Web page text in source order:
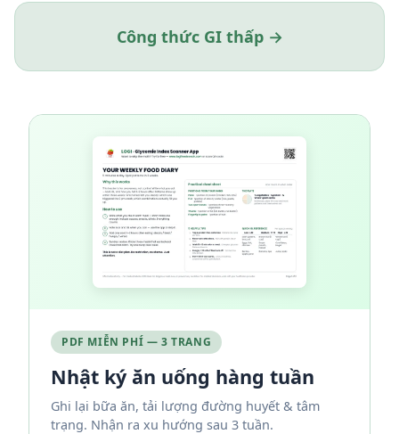
Công thức GI thấp →
PDF MIỄN PHÍ — 3 TRANG
Nhật ký ăn uống hàng tuần
Ghi lại bữa ăn, tải lượng đường huyết & tâm
trạng. Nhận ra xu hướng sau 3 tuần.